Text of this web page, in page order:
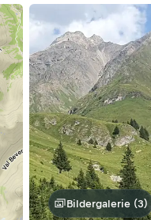
Bildergalerie (3)